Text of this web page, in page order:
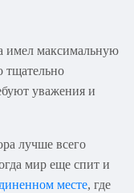
имел максимальную
тщательно
уважения и
лучше всего
мир еще спит и
месте, где